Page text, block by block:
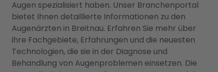
Augen spezialisiert haben. Unser Branchenportal
bietet Ihnen detaillierte Informationen zu den
Augenärzten in Breitnau. Erfahren Sie mehr über
ihre Fachgebiete, Erfahrungen und die neuesten
Technologien, die sie in der Diagnose und
Behandlung von Augenproblemen einsetzen. Die